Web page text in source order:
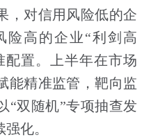
，对信用风险低的企
险高的企业“利剑高
配置。上半年在市场
能精准监管，靶向监
“双随机”专项抽查发
化。